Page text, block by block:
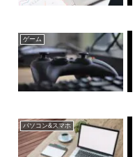
ゲーム
パソコン&スマホ